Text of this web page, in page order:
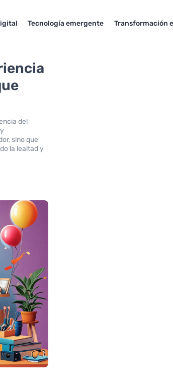
Tecnología emergente Transformación
del
sino que
la lealtad y